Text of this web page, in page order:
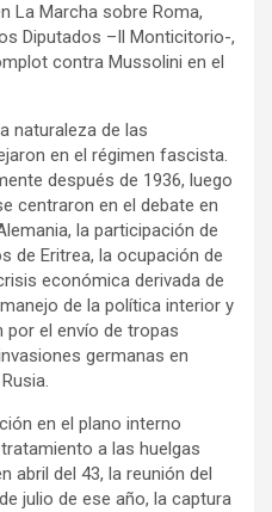
La Marcha sobre Roma,
Diputados –Il Monticitorio-,
contra Mussolini en el
naturaleza de las
en el régimen fascista.
después de 1936, luego
centraron en el debate en
la participación de
de Eritrea, la ocupación de
económica derivada de
de la política interior y
por el envío de tropas
germanas en
en el plano interno
a las huelgas
abril del 43, la reunión del
julio de ese año, la captura